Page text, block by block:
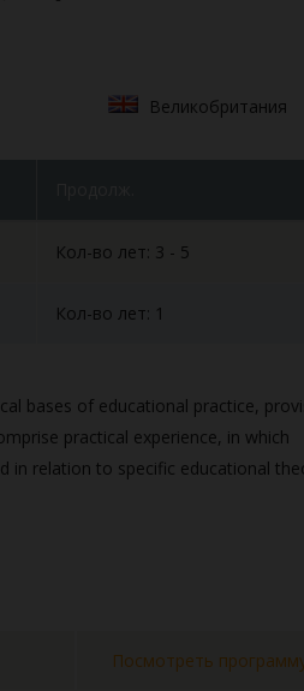
Великобритания
Кол-во лет: 3 - 5
Кол-во лет: 1
bases of educational practice,
practical experience, in which
in relation to specific educational
Посмотреть